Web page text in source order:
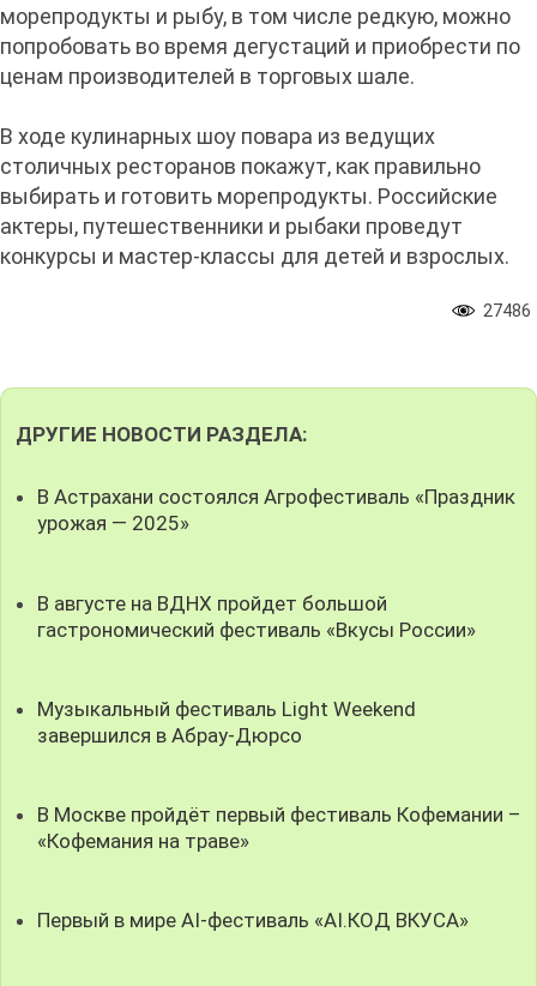
морепродукты и рыбу, в том числе редкую, можно
попробовать во время дегустаций и приобрести по
ценам производителей в торговых шале.
В ходе кулинарных шоу повара из ведущих
столичных ресторанов покажут, как правильно
выбирать и готовить морепродукты. Российские
актеры, путешественники и рыбаки проведут
конкурсы и мастер-классы для детей и взрослых.
27486
ДРУГИЕ НОВОСТИ РАЗДЕЛА:
В Астрахани состоялся Агрофестиваль «Праздник
урожая — 2025»
В августе на ВДНХ пройдет большой
гастрономический фестиваль «Вкусы России»
Музыкальный фестиваль Light Weekend
завершился в Абрау-Дюрсо
В Москве пройдёт первый фестиваль Кофемании –
«Кофемания на траве»
Первый в мире AI-фестиваль «AI.КОД ВКУСА»